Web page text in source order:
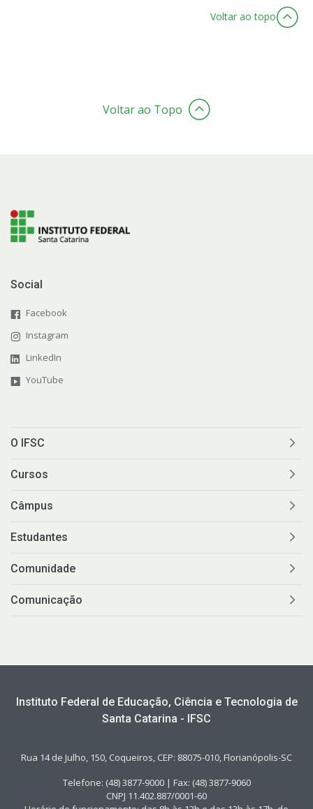
Voltar ao topo
Voltar ao Topo
Social
Facebook
Instagram
LinkedIn
YouTube
O IFSC
Cursos
Câmpus
Estudantes
Comunidade
Comunicação
Instituto Federal de Educação, Ciência e Tecnologia de
Santa Catarina - IFSC
Rua 14 de Julho, 150, Coqueiros, CEP: 88075-010, Florianópolis-SC
Telefone: (48) 3877-9000 | Fax: (48) 3877-9060
CNPJ 11.402.887/0001-60